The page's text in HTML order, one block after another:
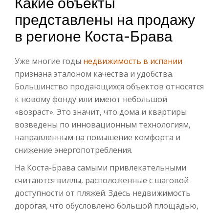
представлены на продажу
в регионе Коста-Брава
Уже многие годы недвижимость в испании
признана эталоном качества и удобства.
Большинство продающихся объектов относятся
к новому фонду или имеют небольшой
«возраст». Это значит, что дома и квартиры
возведены по инновационным технологиям,
направленным на повышение комфорта и
снижение энергопотребления.
На Коста-Брава самыми привлекательными
считаются виллы, расположенные с шаговой
доступности от пляжей. Здесь недвижимость
дорогая, что обусловлено большой площадью,